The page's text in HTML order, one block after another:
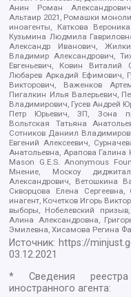
Анин Роман
Альтаир 2021, Ромашки
иноагенты, Каткова
Кузьмина Людмила
Александр Иванович,
Владимир Александрович,
Евгеньевич, Ковин Виталий
Любарев Аркадий Ефимович,
Викторович, Важенков
Пигалкин Илья Валерьевич,
Владимирович, Гусев Андрей
Петр Юрьевич, ЗП, Зона
Вольтская Татьяна
Сотников Даниил
Евгений Алексеевич,
Анатольевна, Арапова
Mason G.E.S. Anonymous
Мнение, Москоу
Александрович, Ветошкина
Скворцова Елена
инагент, Кочетков Игорь
выборы, Нобелевский
Алина Александровна,
Эмилевна, Хисамова Регина
Источник: https://
03.12.2021
* Сведения
иностранного агента: